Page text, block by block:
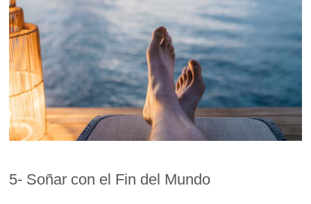
5- Soñar con el Fin del Mundo